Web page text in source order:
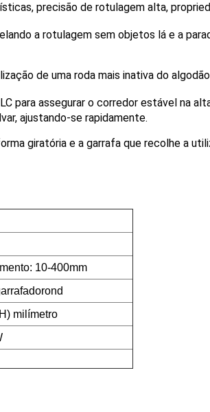
precisão de rotulagem alta,
a rotulagem sem objetos lá e a
de uma roda mais inativa do
para assegurar o corredor estável na
ajustando-se rapidamente.
giratória e a garrafa que recolhe a
10-400mm
milímetro